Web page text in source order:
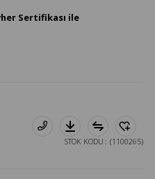
Sertifikası ile
(1100265)
STOK KODU